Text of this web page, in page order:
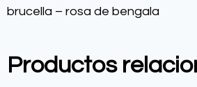
brucella – rosa de bengala
Productos